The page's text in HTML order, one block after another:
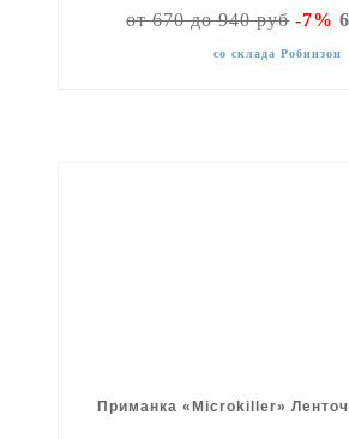
от 670 до 940 руб-7%
со склада Робинзон
Приманка «Microkiller»